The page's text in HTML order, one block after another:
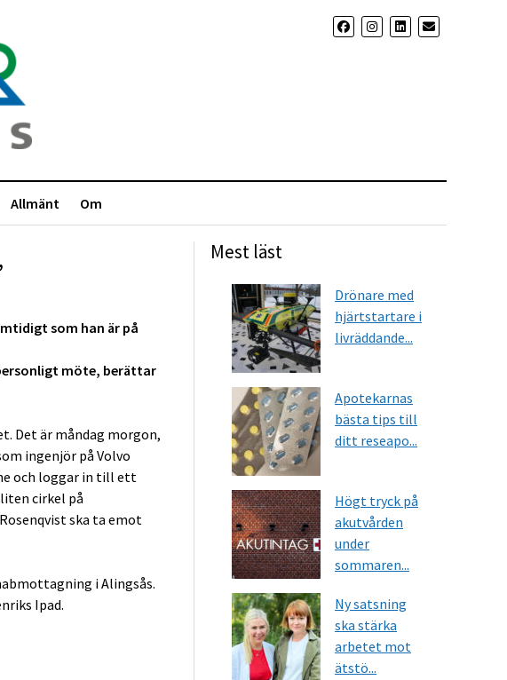
Allmänt Om
som han är på
möte, berättar
Det är måndag morgon,
ingenjör på Volvo
och loggar in till ett
cirkel på
ska ta emot
i Alingsås.
Ipad.
Mest läst
Drönare med
hjärtstartare i
livräddande...
Apotekarnas
bästa tips till
ditt reseapo...
Högt tryck på
akutvården
under
sommaren...
Ny satsning
ska stärka
arbetet mot
ätstö...